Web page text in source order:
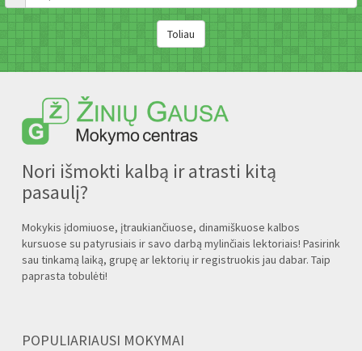
Nori išmokti kalbą ir atrasti kitą
pasaulį?
Mokykis įdomiuose, įtraukiančiuose, dinamiškuose kalbos
kursuose su patyrusiais ir savo darbą mylinčiais lektoriais! Pasirink
sau tinkamą laiką, grupę ar lektorių ir registruokis jau dabar. Taip
paprasta tobulėti!
POPULIARIAUSI MOKYMAI